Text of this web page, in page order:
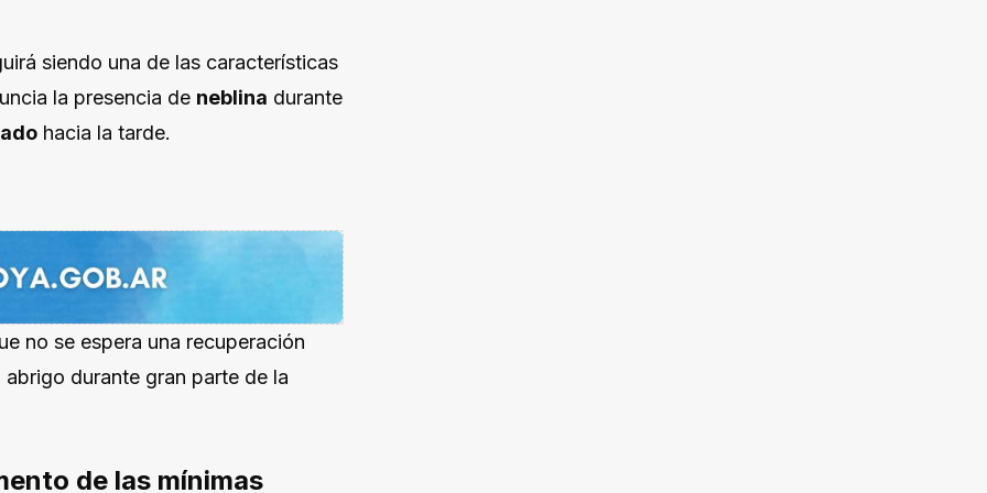
siendo una de las características
la presencia de neblina durante
hacia la tarde.
no se espera una recuperación
durante gran parte de la
de las mínimas